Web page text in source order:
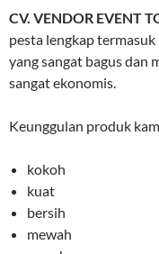
CV. VENDOR EVENT
pesta lengkap
yang sangat bagus dan
sangat ekonomis.
Keunggulan produk
kokoh
kuat
bersih
mewah